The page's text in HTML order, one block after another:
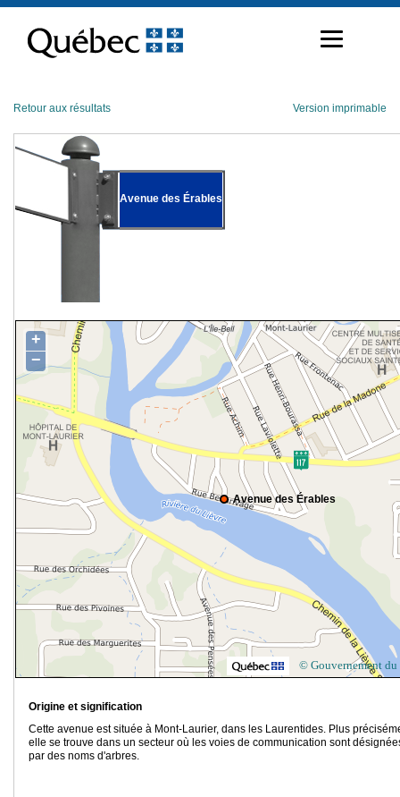
contenu
Retour aux résultats Version imprimable
Avenue des Érables
Avenue des Érables
+
−
© Gouvernement du
Origine et signification
Cette avenue est située à Mont-Laurier, dans les Laurentides. Plus
elle se trouve dans un secteur où les voies de communication sont
par des noms d'arbres.